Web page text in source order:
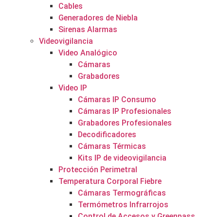
Cables
Generadores de Niebla
Sirenas Alarmas
Videovigilancia
Video Analógico
Cámaras
Grabadores
Video IP
Cámaras IP Consumo
Cámaras IP Profesionales
Grabadores Profesionales
Decodificadores
Cámaras Térmicas
Kits IP de videovigilancia
Protección Perimetral
Temperatura Corporal Fiebre
Cámaras Termográficas
Termómetros Infrarrojos